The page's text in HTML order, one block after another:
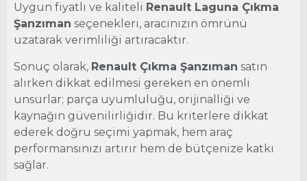
Uygun fiyatlı ve kaliteli Renault Laguna Çıkma
Şanzıman seçenekleri, aracınızın ömrünü
uzatarak verimliliği artıracaktır.
Sonuç olarak, Renault Çıkma Şanzıman satın
alırken dikkat edilmesi gereken en önemli
unsurlar; parça uyumluluğu, orijinalliği ve
kaynağın güvenilirliğidir. Bu kriterlere dikkat
ederek doğru seçimi yapmak, hem araç
performansınızı artırır hem de bütçenize katkı
sağlar.